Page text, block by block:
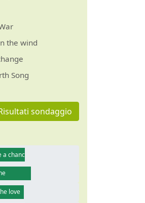
the wind
Song
sondaggio
chance
love